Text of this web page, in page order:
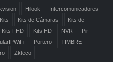
Hilook
Intercomunicadores
Kits Kits de Cámaras
Kits de
Kits FHD Kits HD NVR
Pir
Portero
TIMBRE
Zkteco